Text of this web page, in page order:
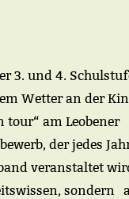
3. und 4.
Wetter an der
tour“ am Leobener
der jedes
veranstaltet
sondern